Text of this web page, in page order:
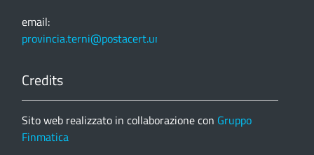
email:
provincia.terni@postacert.umbria.it
Credits
Sito web realizzato in collaborazione con Gruppo
Finmatica